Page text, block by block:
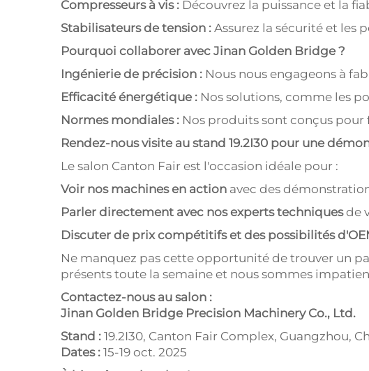
Compresseurs à vis : Découvrez la puissance et la
Stabilisateurs de tension : Assurez la sécurité et les
Pourquoi collaborer avec Jinan Golden Bridge ?
Ingénierie de précision : Nous nous engageons à
Efficacité énergétique : Nos solutions, comme les
Normes mondiales : Nos produits sont conçus
Rendez-nous visite au stand 19.2I30 pour une
Le salon Canton Fair est l'occasion idéale pour :
Voir nos machines en action avec des
Parler directement avec nos experts techniquesde
Discuter de prix compétitifs et des possibilités
Ne manquez pas cette opportunité de trouver un
présents toute la semaine et nous sommes
Contactez-nous au salon :
Jinan Golden Bridge Precision Machinery Co., Ltd.
Stand : 19.2I30, Canton Fair Complex, Guangzhou,
Dates : 15-19 oct. 2025